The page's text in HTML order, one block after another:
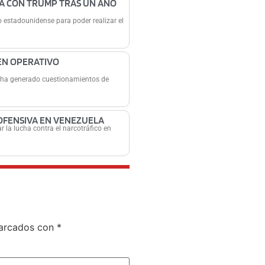
CON TRUMP TRAS UN AÑO
para poder realizar el
OPERATIVO
generado cuestionamientos de
EN VENEZUELA
la lucha contra el narcotráfico en
con *